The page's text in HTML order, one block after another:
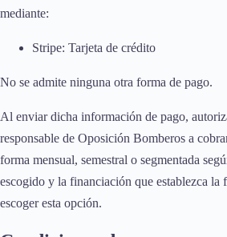
mediante:
Stripe: Tarjeta de crédito
No se admite ninguna otra forma de pago.
Al enviar dicha información de pago,
responsable de Oposición Bomberos a
forma mensual, semestral o segmentada
escogido y la financiación que establezca la
escoger esta opción.